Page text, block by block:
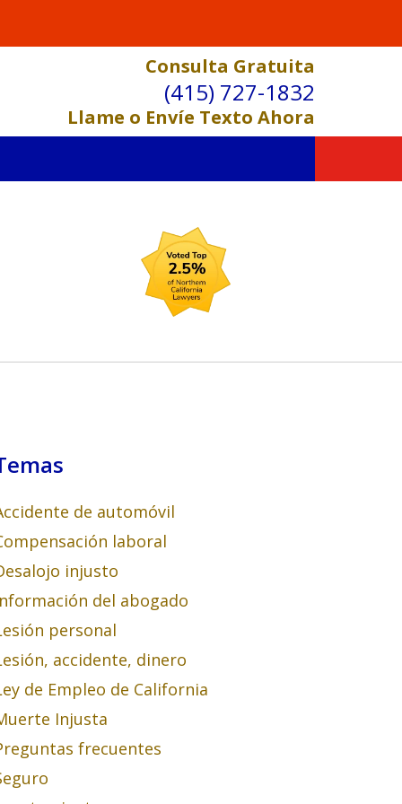
Consulta Gratuita
(415) 727-1832
Llame o Envíe Texto Ahora
de automóvil
laboral
injusto
del abogado
personal
accidente, dinero
de Empleo de California
Injusta
frecuentes